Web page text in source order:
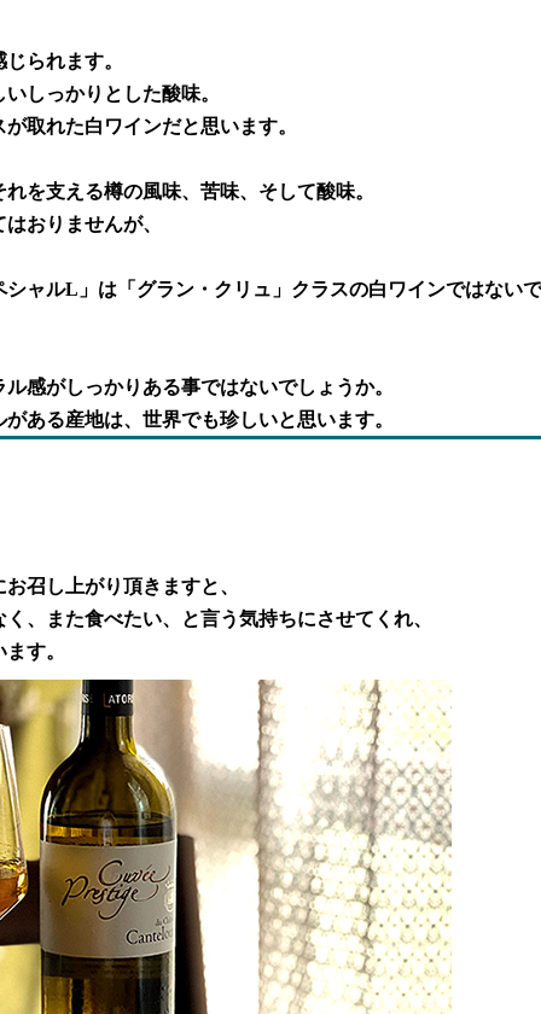
られます。
しっかりとした酸味。
取れた白ワインだと思います。
を支える樽の風味、苦味、そして酸味。
おりませんが、
ャルL」は「グラン・クリュ」クラスの白ワインではない
感がしっかりある事ではないでしょうか。
ある産地は、世界でも珍しいと思います。
召し上がり頂きますと、
、また食べたい、と言う気持ちにさせてくれ、
す。